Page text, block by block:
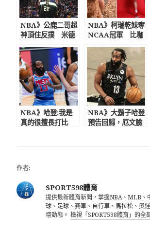
NBA》公鹿二哥超
神頂住反撲 米德
扳倒籃網逼出搶七
NBA》柯瑞乾妹奪
NCAA冠軍 比咖
睛外型與逆天長腿
NBA》哈登:我是
真的很擅長打比
NBA》大鬍子哈登
預告回歸，厄文臉
作者:
SPORT598體育
提供最新體育新聞，掌握NBA、MLB、
球、足球、賽車、自行車、馬拉松、奧
壇動態。檢視「SPORT598體育」的全